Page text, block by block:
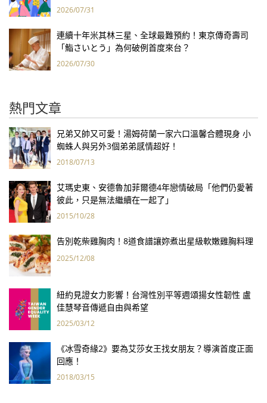
2026/07/31
連續十年米其林三星、全球最難預約！東京傳奇壽司
「鮨さいとう」為何破例首度來台？
2026/07/30
熱門文章
兄弟又帥又可愛！湯姆荷蘭一家六口溫馨合體現身 小
蜘蛛人與另外3個弟弟感情超好！
2018/07/13
艾瑪史東、安德魯加菲爾德4年戀情破局「他們仍愛著
彼此，只是無法繼續在一起了」
2015/10/28
告別乾柴雞胸肉！8道食譜讓妳煮出星級軟嫩雞胸料理
2025/12/08
紐約見證女力影響！台灣性別平等週頌揚女性韌性 盧
佳慧琴音傳遞自由與希望
2025/03/12
《冰雪奇緣2》要為艾莎女王找女朋友？導演首度正面
回應！
2018/03/15